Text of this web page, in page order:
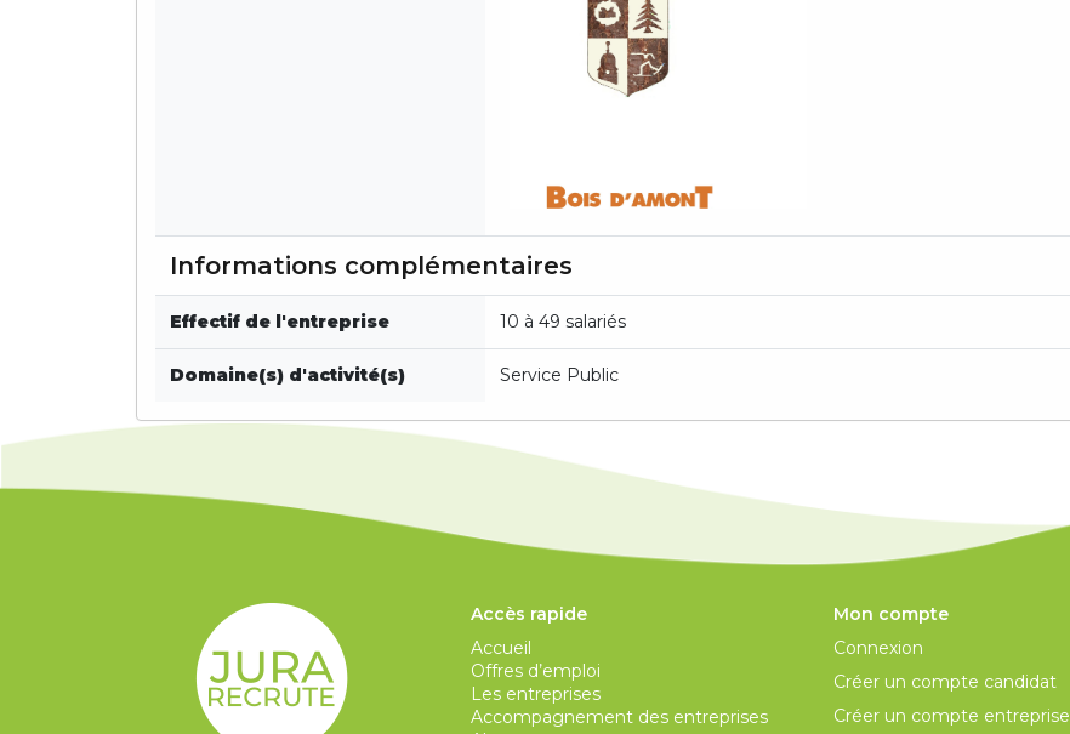
Informations complémentaires
Effectif de l'entreprise 10 à 49 salariés
Domaine(s) d'activité(s) Service Public
Accès rapide
Accueil
Offres d’emploi
Les entreprises
Accompagnement des entreprises
Mon compte
Connexion
Créer un compte candidat
Créer un compte entreprise